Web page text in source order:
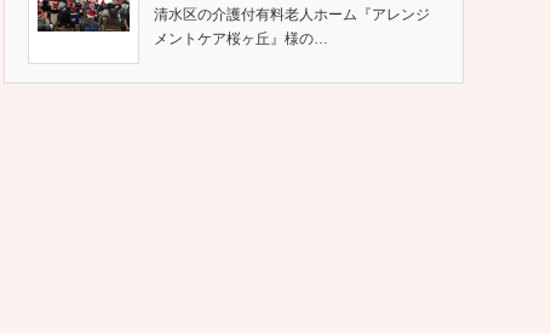
清水区の介護付有料老人ホーム『アレンジ
メントケア桜ヶ丘』様の…